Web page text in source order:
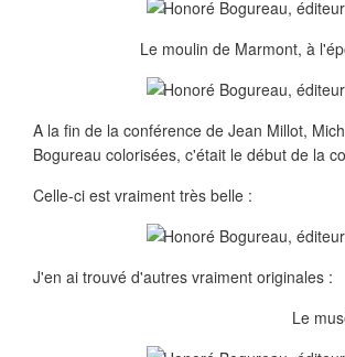
Le moulin de Marmont, à
A la fin de la conférence de Jean Millot,
Bogureau colorisées, c'était le début de la
Celle-ci est vraiment très belle :
J'en ai trouvé d'autres vraiment originales :
Le